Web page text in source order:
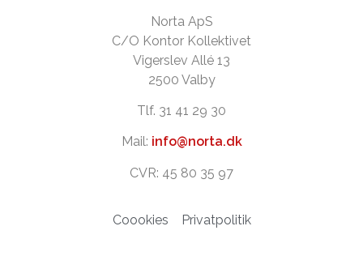
Norta ApS
C/O Kontor Kollektivet
Vigerslev Allé 13
2500 Valby
Tlf. 31 41 29 30
Mail: info@norta.dk
CVR: 45 80 35 97
Coookies Privatpolitik